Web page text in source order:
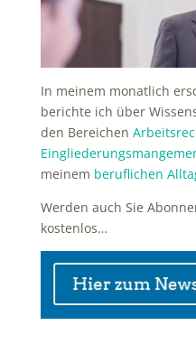
In meinem monatlich
berichte ich über
den Bereichen
meinem beruflichen
Werden auch Sie
kostenlos…